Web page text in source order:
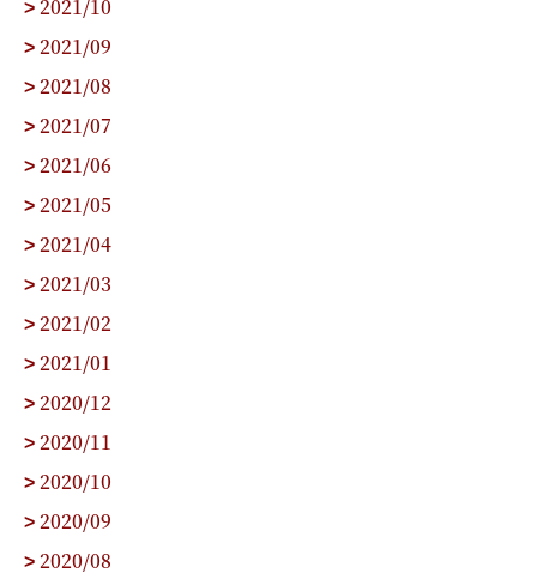
> 2021/10
> 2021/09
> 2021/08
> 2021/07
> 2021/06
> 2021/05
> 2021/04
> 2021/03
> 2021/02
> 2021/01
> 2020/12
> 2020/11
> 2020/10
> 2020/09
> 2020/08